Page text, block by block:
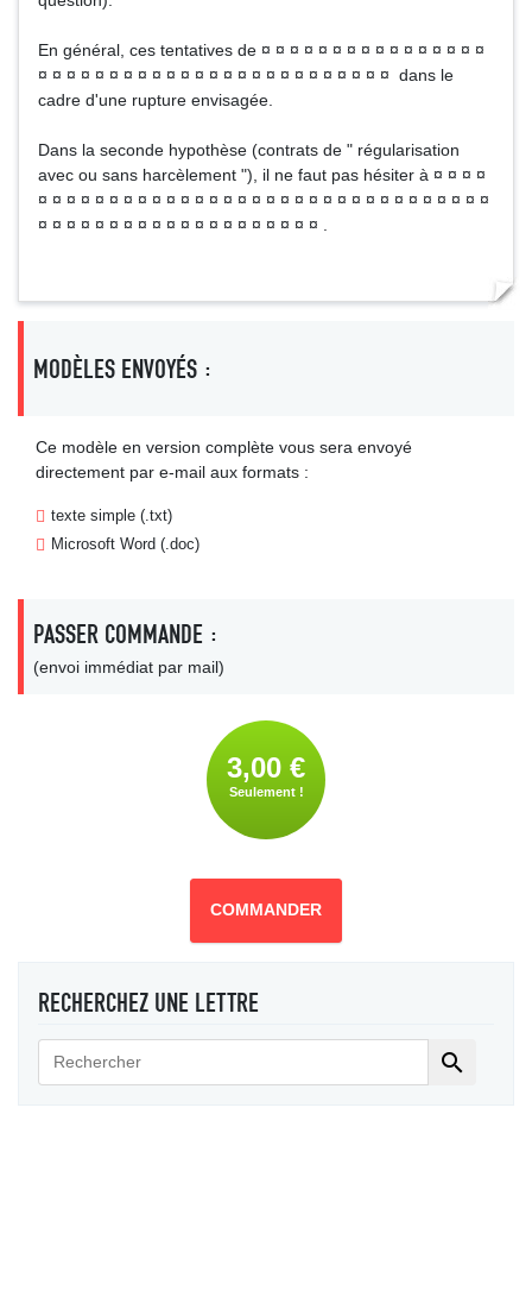
En général, ces tentatives de ¤ ¤ ¤ ¤ ¤ ¤ ¤ ¤ ¤ ¤ ¤ ¤ ¤ ¤ ¤ ¤
¤ ¤ ¤ ¤ ¤ ¤ ¤ ¤ ¤ ¤ ¤ ¤ ¤ ¤ ¤ ¤ ¤ ¤ ¤ ¤ ¤ ¤ ¤ ¤ ¤ dans le
cadre d'une rupture envisagée.
Dans la seconde hypothèse (contrats de " régularisation
avec ou sans harcèlement "), il ne faut pas hésiter à ¤ ¤ ¤ ¤
¤ ¤ ¤ ¤ ¤ ¤ ¤ ¤ ¤ ¤ ¤ ¤ ¤ ¤ ¤ ¤ ¤ ¤ ¤ ¤ ¤ ¤ ¤ ¤ ¤ ¤ ¤ ¤ ¤ ¤ ¤ ¤
¤ ¤ ¤ ¤ ¤ ¤ ¤ ¤ ¤ ¤ ¤ ¤ ¤ ¤ ¤ ¤ ¤ ¤ ¤ ¤ .
MODÈLES ENVOYÉS :
Ce modèle en version complète vous sera envoyé
directement par e-mail aux formats :
texte simple (.txt)
Microsoft Word (.doc)
PASSER COMMANDE :
(envoi immédiat par mail)
3,00 €
Seulement !
COMMANDER
RECHERCHEZ UNE LETTRE
